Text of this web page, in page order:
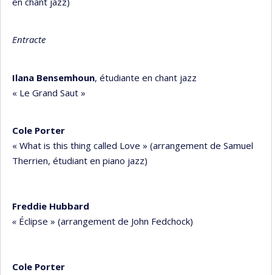
Entracte
Ilana Bensemhoun, étudiante en chant jazz
« Le Grand Saut »
Cole Porter
« What is this thing called Love » (arrangement de Samuel
Therrien, étudiant en piano jazz)
Freddie Hubbard
« Éclipse » (arrangement de John Fedchock)
Cole Porter